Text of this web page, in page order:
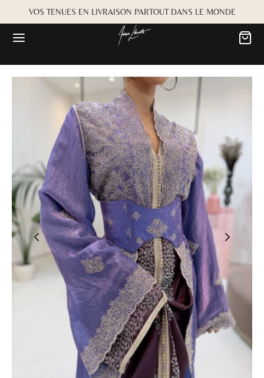
VOS TENUES EN LIVRAISON PARTOUT DANS LE MONDE